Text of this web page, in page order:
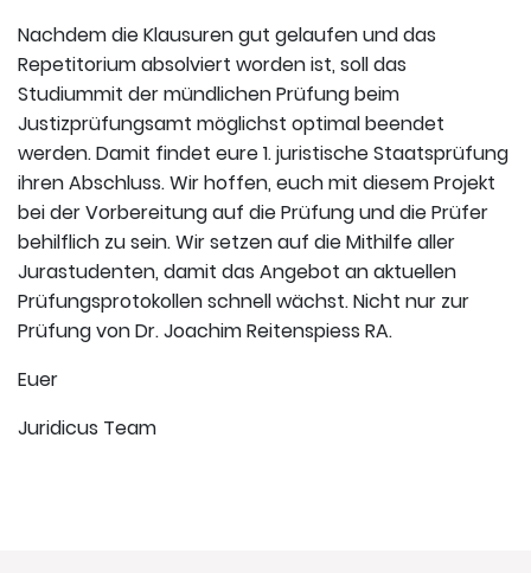
Nachdem die Klausuren gut gelaufen und das
Repetitorium absolviert worden ist, soll das
Studiummit der mündlichen Prüfung beim
Justizprüfungsamt möglichst optimal beendet
werden. Damit findet eure 1. juristische Staatsprüfung
ihren Abschluss. Wir hoffen, euch mit diesem Projekt
bei der Vorbereitung auf die Prüfung und die Prüfer
behilflich zu sein. Wir setzen auf die Mithilfe aller
Jurastudenten, damit das Angebot an aktuellen
Prüfungsprotokollen schnell wächst. Nicht nur zur
Prüfung von Dr. Joachim Reitenspiess RA.
Euer
Juridicus Team